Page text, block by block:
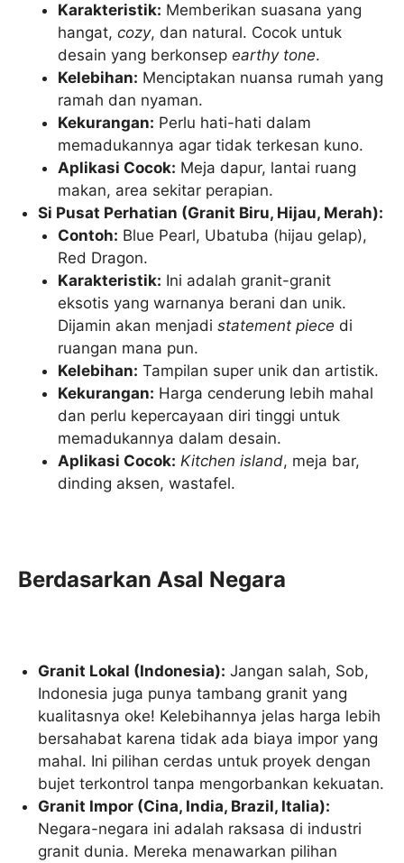
Karakteristik: Memberikan suasana yang
hangat,cozy, dan natural. Cocok untuk
desain yang berkonsepearthy tone.
Kelebihan: Menciptakan nuansa rumah yang
ramah dan nyaman.
Kekurangan: Perlu hati-hati dalam
memadukannya agar tidak terkesan kuno.
Aplikasi Cocok: Meja dapur, lantai ruang
makan, area sekitar perapian.
Si Pusat Perhatian (Granit Biru, Hijau, Merah):
Contoh: Blue Pearl, Ubatuba (hijau gelap),
Red Dragon.
Karakteristik: Ini adalah granit-granit
eksotis yang warnanya berani dan unik.
Dijamin akan menjadistatement piece di
ruangan mana pun.
Kelebihan: Tampilan super unik dan artistik.
Kekurangan: Harga cenderung lebih mahal
dan perlu kepercayaan diri tinggi untuk
memadukannya dalam desain.
Aplikasi Cocok: Kitchen island, meja bar,
dinding aksen, wastafel.
Berdasarkan Asal Negara
Granit Lokal (Indonesia): Jangan salah, Sob,
Indonesia juga punya tambang granit yang
kualitasnya oke! Kelebihannya jelas harga lebih
bersahabat karena tidak ada biaya impor yang
mahal. Ini pilihan cerdas untuk proyek dengan
bujet terkontrol tanpa mengorbankan kekuatan.
Granit Impor (Cina, India, Brazil, Italia):
Negara-negara ini adalah raksasa di industri
granit dunia. Mereka menawarkan pilihan